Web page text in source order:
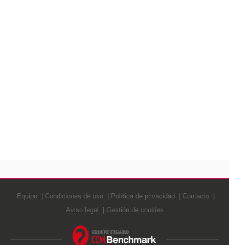
Equipo Condiciones de uso Política de privacidad
Contacto
Aviso legal
Gestión de cookies